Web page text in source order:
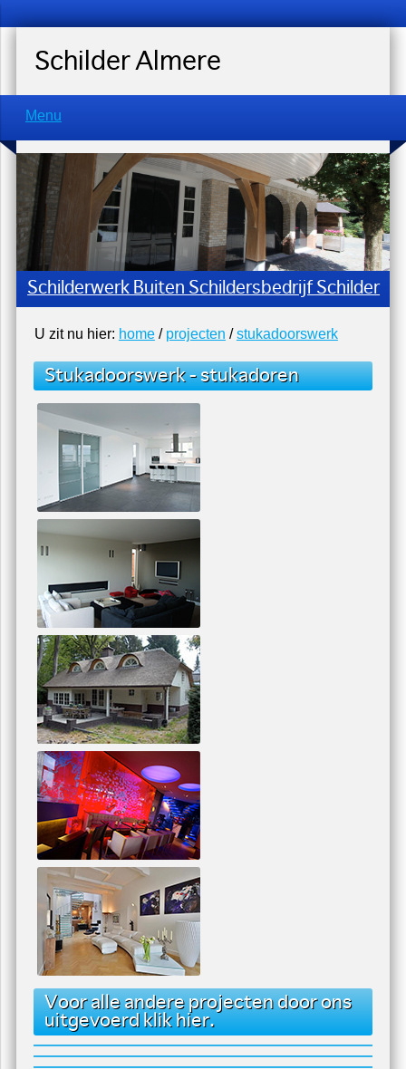
Schilder Almere
Menu
Schilderwerk Buiten Schildersbedrijf Schilder
U zit nu hier: home/ projecten /stukadoorswerk
Stukadoorswerk - stukadoren
Voor alle andere projecten door ons
uitgevoerd klik hier.